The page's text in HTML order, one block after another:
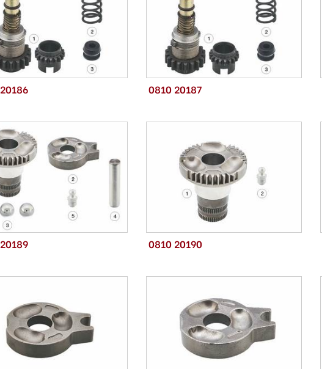
0810 20187
0810 20190